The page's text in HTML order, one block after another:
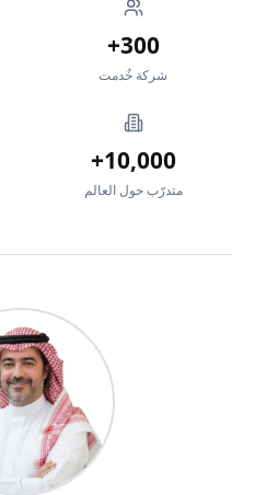
300+
شركة خُدمت
10,000+
متدرّب حول العالم